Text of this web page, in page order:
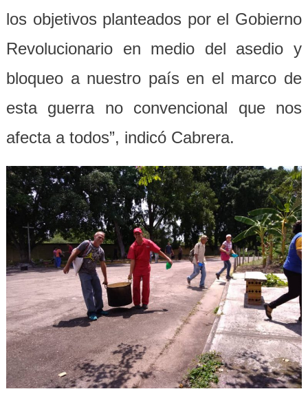
los objetivos planteados por el Gobierno
Revolucionario en medio del asedio y
bloqueo a nuestro país en el marco de
esta guerra no convencional que nos
afecta a todos”, indicó Cabrera.